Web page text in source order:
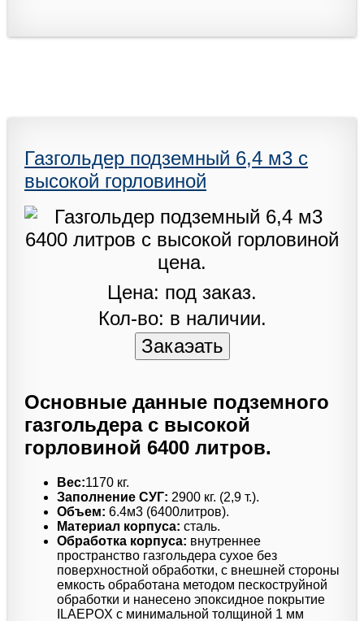
Газгольдер подземный 6,4 м3 с
высокой горловиной
Цена: под заказ.
Кол-во: в наличии.
Основные данные подземного
газгольдера с высокой
горловиной 6400 литров.
Вес:1170 кг.
Заполнение СУГ: 2900 кг. (2,9 т.).
Объем: 6.4м3 (6400литров).
Материал корпуса: сталь.
Обработка корпуса: внутреннее
пространство газгольдера сухое без
поверхностной обработки, с внешней стороны
емкость обработана методом пескоструйной
обработки и нанесено эпоксидное покрытие
ILAEPOX с минимальной толщиной 1 мм